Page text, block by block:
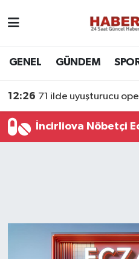
GENEL GÜNDEM
12:26 71 ilde uyuşturucu
İncirliova Nöbetçi
Nöbetçi Eczaneler
Son Dakika Haberleri